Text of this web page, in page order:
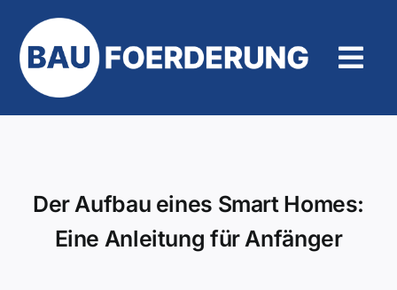
Inhalt
springen
Der Aufbau eines Smart Homes:
Eine Anleitung für Anfänger